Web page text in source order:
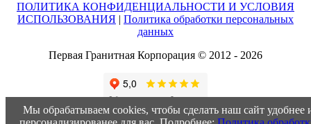
ПОЛИТИКА КОНФИДЕНЦИАЛЬНОСТИ И УСЛОВИЯ
ИСПОЛЬЗОВАНИЯ | Политика обработки персональных
данных
Первая Гранитная Корпорация © 2012 - 2026
Мы обрабатываем cookies, чтобы сделать наш сайт удобнее